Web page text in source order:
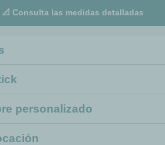
📐 Consulta las medidas detalladas
personalizado